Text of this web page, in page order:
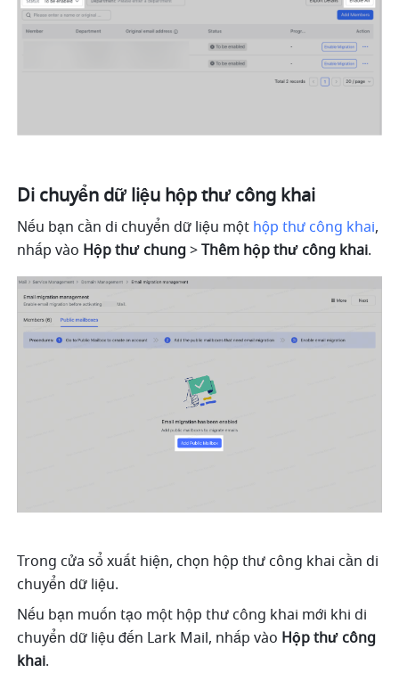
Di chuyển dữ liệu hộp thư công khai
Nếu bạn cần di chuyển dữ liệu một hộp thư công khai,
nhấp vào Hộp thư chung > Thêm hộp thư công khai.
Trong cửa sổ xuất hiện, chọn hộp thư công khai cần di
chuyển dữ liệu.
Nếu bạn muốn tạo một hộp thư công khai mới khi di
chuyển dữ liệu đến Lark Mail, nhấp vào Hộp thư công
khai.